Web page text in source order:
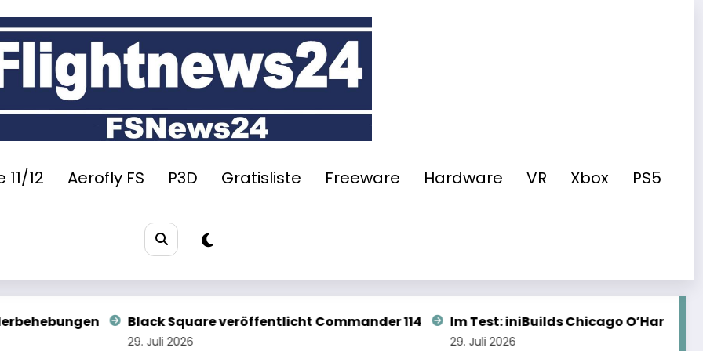
12 Aerofly FS P3D Gratisliste Freeware Hardware VR Xbox PS5
veröffentlicht Commander 114 Im Test: iniBuilds Chicago O’Hare für den MSFS 2024